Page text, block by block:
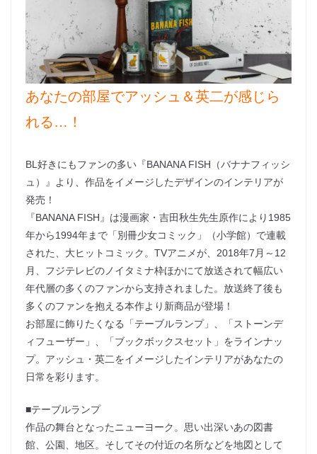
あなたの部屋でアッシュ＆英二が感じら
れる…！
BL好きにもファンの多い『BANANA FISH（バナナフィッシ
ュ）』より、作品をイメージしたデザインのインテリアが
発売！
『BANANA FISH』は漫画家・吉田秋生先生原作により1985
年から1994年まで「別冊少女コミック」（小学館）で連載
された、大ヒットコミック。TVアニメが、2018年7月～12
月、フジテレビのノイタミナ枠ほかにて放送されて幅広い
年代層の多くのファンから支持されました。放送終了後も
多くのファンを抱える本作より新商品が登場！
お部屋に飾りたくなる「テーブルランプ」、「ストーンデ
ィフューザー」、「ブックボックスセット」をラインナッ
プ。アッシュ・英二をイメージしたインテリアがあなたの
日常を彩ります。
■テーブルランプ
作品の舞台となったニューヨーク。思い出深いあの図書
館、公園、地区。そしてその付近の名所などを地図として